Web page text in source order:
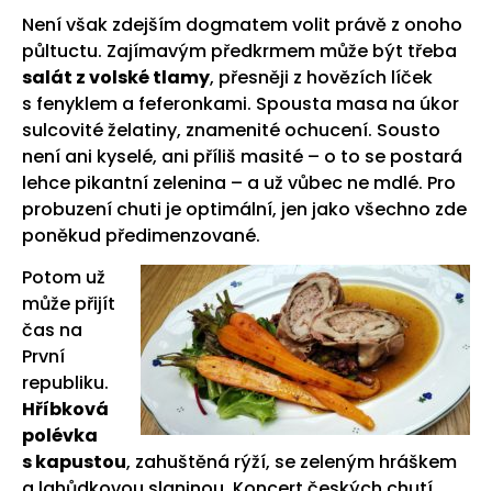
Není však zdejším dogmatem volit právě z onoho
půltuctu. Zajímavým předkrmem může být třeba
salát z volské tlamy, přesněji z hovězích líček
s fenyklem a feferonkami. Spousta masa na úkor
sulcovité želatiny, znamenité ochucení. Sousto
není ani kyselé, ani příliš masité – o to se postará
lehce pikantní zelenina – a už vůbec ne mdlé. Pro
probuzení chuti je optimální, jen jako všechno zde
poněkud předimenzované.
Potom už
může přijít
čas na
První
republiku.
Hříbková
polévka
s kapustou, zahuštěná rýží, se zeleným hráškem